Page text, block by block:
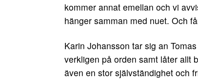
kommer annat emellan och vi
hänger samman med nuet. Och
Karin Johansson tar sig an
verkligen på orden samt låter allt
även en stor självständighet och